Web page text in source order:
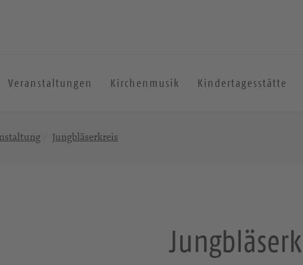
Veranstaltungen Kirchenmusik Kindertagesstätte
Jungbläserkreis